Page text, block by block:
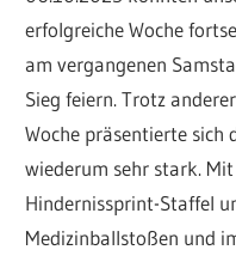
erfolgreiche Woche
am vergangenen
Sieg feiern. Trotz
Woche präsentierte sich
wiederum sehr stark.
Hindernissprint-Staffel
Medizinballstoßen und